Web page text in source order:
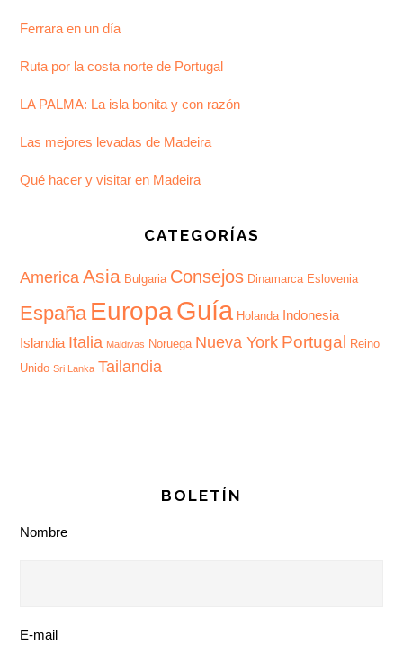
Ferrara en un día
Ruta por la costa norte de Portugal
LA PALMA: La isla bonita y con razón
Las mejores levadas de Madeira
Qué hacer y visitar en Madeira
CATEGORÍAS
America Asia Bulgaria Consejos Dinamarca Eslovenia
España EuropaGuía Holanda Indonesia
Islandia Italia Maldivas Noruega Nueva York Portugal
Reino
Unido Sri Lanka Tailandia
BOLETÍN
Nombre
E-mail